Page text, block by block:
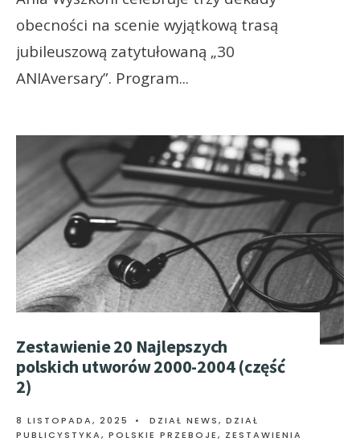
obecności na scenie wyjątkową trasą
jubileuszową zatytułowaną „30
ANIAversary”. Program...
Zestawienie 20 Najlepszych
polskich utworów 2000-2004 (część
2)
8 LISTOPADA, 2025 • DZIAŁ NEWS, DZIAŁ
PUBLICYSTYKA, POLSKIE PRZEBOJE, ZESTAWIENIA